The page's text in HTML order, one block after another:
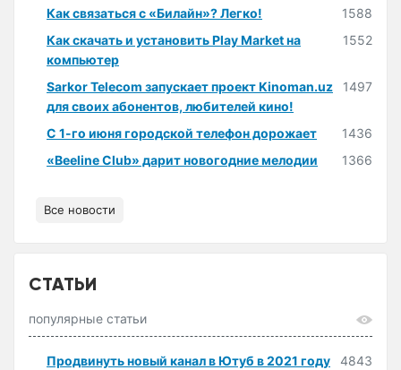
Как связаться с «Билайн»? Легко!
1588
Как скачать и установить Play Market на
компьютер
1552
Sarkor Telecom запускает проект Kinoman.uz
для своих абонентов, любителей кино!
1497
С 1-го июня городской телефон дорожает
1436
«Beeline Club» дарит новогодние мелодии
1366
Все новости
СТАТЬИ
популярные статьи
Продвинуть новый канал в Ютуб в 2021 году
4843